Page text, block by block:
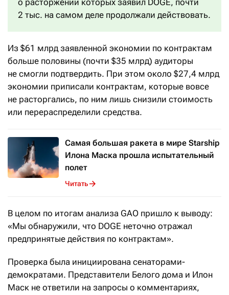
2 тыс. на самом деле продолжали действовать.
Из $61 млрд заявленной экономии по контрактам
больше половины (почти $35 млрд) аудиторы
не смогли подтвердить. При этом около $27,4 млрд
экономии приписали контрактам, которые вовсе
не расторгались, по ним лишь снизили стоимость
или перераспределили средства.
Самая большая ракета в мире Starship
Илона Маска прошла испытательный
полет
Читать
В целом по итогам анализа GAO пришло к выводу:
«Мы обнаружили, что DOGE неточно отражал
предпринятые действия по контрактам».
Проверка была инициирована сенаторами-
демократами. Представители Белого дома и Илон
Маск не ответили на запросы о комментариях,